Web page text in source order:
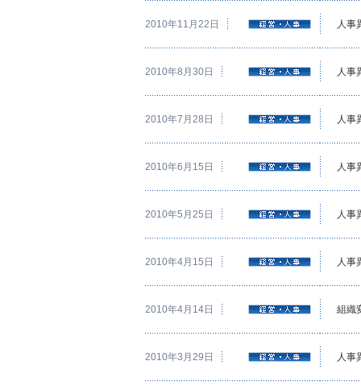
2010年11月22日 人事
2010年8月30日 人事
2010年7月28日 人事
2010年6月15日 人事
2010年5月25日 人事
2010年4月15日 人事
2010年4月14日 組織
2010年3月29日 人事